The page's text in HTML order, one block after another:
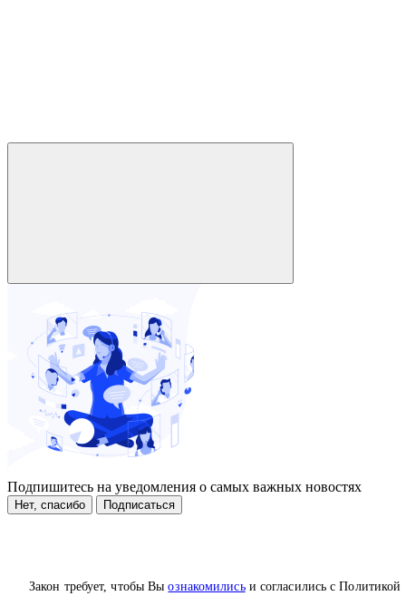
Закон требует, чтобы Выознакомилисьи согласились с Политикой
Подпишитесь на уведомления о самых важных новостях
Нет, спасибо Подписаться